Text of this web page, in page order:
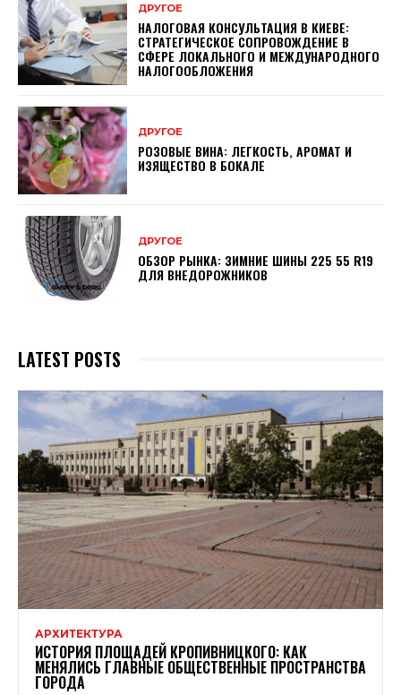
ДРУГОЕ
НАЛОГОВАЯ КОНСУЛЬТАЦИЯ В КИЕВЕ:
СТРАТЕГИЧЕСКОЕ СОПРОВОЖДЕНИЕ В
СФЕРЕ ЛОКАЛЬНОГО И МЕЖДУНАРОДНОГО
НАЛОГООБЛОЖЕНИЯ
ДРУГОЕ
РОЗОВЫЕ ВИНА: ЛЕГКОСТЬ, АРОМАТ И
ИЗЯЩЕСТВО В БОКАЛЕ
ДРУГОЕ
ОБЗОР РЫНКА: ЗИМНИЕ ШИНЫ 225 55 R19
ДЛЯ ВНЕДОРОЖНИКОВ
LATEST POSTS
АРХИТЕКТУРА
ИСТОРИЯ ПЛОЩАДЕЙ КРОПИВНИЦКОГО: КАК
МЕНЯЛИСЬ ГЛАВНЫЕ ОБЩЕСТВЕННЫЕ ПРОСТРАНСТВА
ГОРОДА